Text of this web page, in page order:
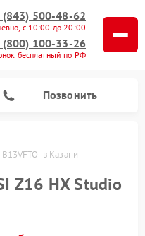
(843) 500-48-62
с 10:00 до 20:00
(800) 100-33-26
бесплатный по РФ
Позвонить
в Казани
Z16 HX Studio